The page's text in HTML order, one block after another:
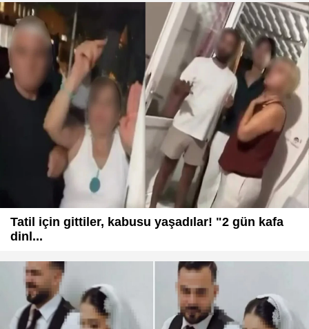
Tatil için gittiler, kabusu yaşadılar! "2 gün kafa
dinl...